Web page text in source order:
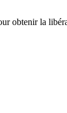
obtenir la